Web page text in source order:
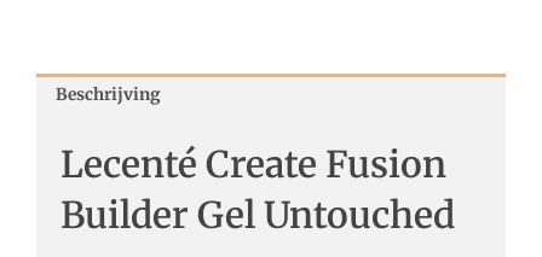
Beschrijving
Lecenté Create Fusion
Builder Gel Untouched